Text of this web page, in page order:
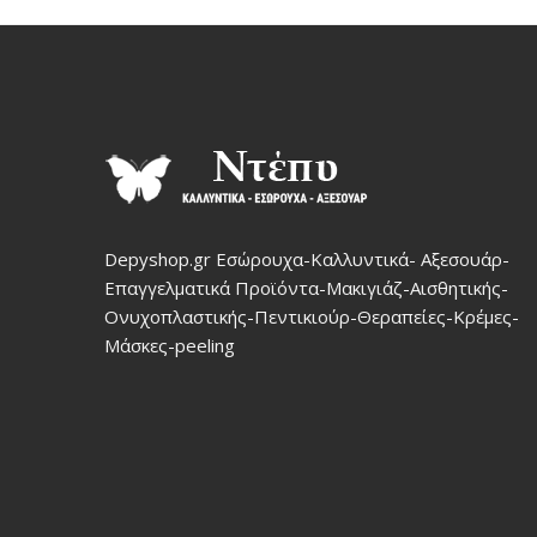
Depyshop.gr Εσώρουχα-Καλλυντικά- Αξεσουάρ-
Επαγγελματικά Προϊόντα-Μακιγιάζ-Αισθητικής-
Ονυχοπλαστικής-Πεντικιούρ-Θεραπείες-Κρέμες-
Μάσκες-peeling